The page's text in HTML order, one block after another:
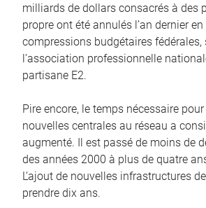
milliards de dollars consacrés à des
propre ont été annulés l’an dernier
compressions budgétaires fédérales,
l’association professionnelle
partisane E2.
Pire encore, le temps nécessaire
nouvelles centrales au réseau a
augmenté. Il est passé de moins de
des années 2000 à plus de quatre
L’ajout de nouvelles infrastructures
prendre dix ans.